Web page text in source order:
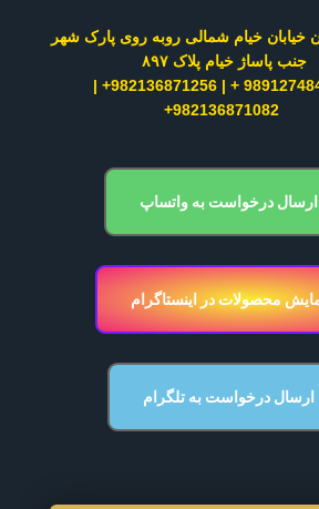
خیابان خیام شمالی روبه روی پارک شهر
جنب پاساژ خیام پلاک ۸۹۷ ​
989127484854 + | 982136871256+ |
982136871082+
ارسال درخواست به واتساپ
محصولات در اینستاگرام
ارسال درخواست به تلگرام